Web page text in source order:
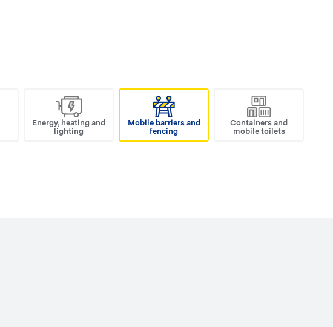
Energy, heating and
lighting
Mobile barriers and
fencing
Containers and
mobile toilets